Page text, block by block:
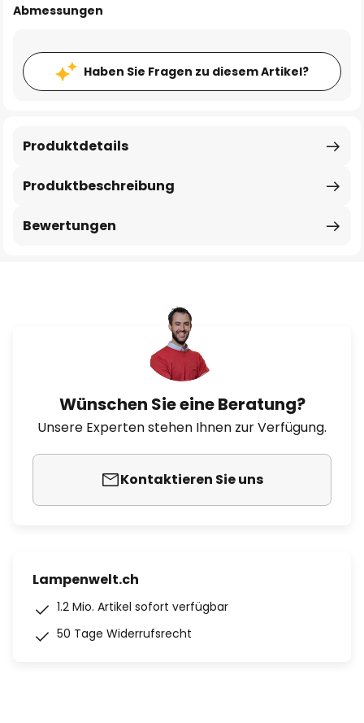
Abmessungen
Haben Sie Fragen zu diesem Artikel?
Produktbeschreibung
Produktdetails
Bewertungen
Wünschen Sie eine Beratung?
Unsere Experten stehen Ihnen zur Verfügung.
Kontaktieren Sie uns
Lampenwelt.ch
1.2 Mio. Artikel sofort verfügbar
50 Tage Widerrufsrecht